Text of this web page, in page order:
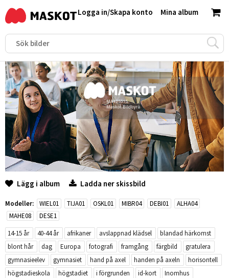
Mina album
Logga in/Skapa konto
Lägg i album Ladda ner skissbild
Modeller: WIEL01 TIJA01 OSKL01 MIBR04 DEBI01
ALHA04
MAHE08
DESE1
14-15 år
40-44 år afrikaner avslappnad klädsel
blandad härkomst
blont hår
dag Europa fotografi framgång färgbild
gratulera
gymnasieelev
gymnasiet hand på axel handen på axeln
horisontell
högstadieskola
högstadiet i förgrunden id-kort
Inomhus